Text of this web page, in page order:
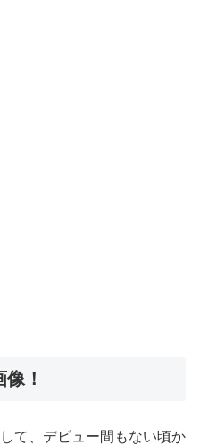
！
て、デビュー間もない頃か